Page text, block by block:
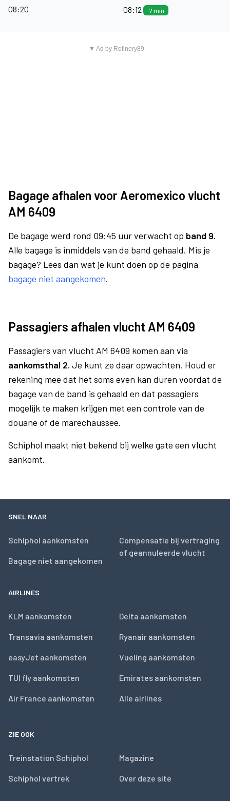
08:20
08:12
-7 min
▼ Ad by Refinery89
Bagage afhalen voor Aeromexico vlucht
AM 6409
De bagage werd rond 09:45 uur verwacht op band 9.
Alle bagage is inmiddels van de band gehaald. Mis je
bagage? Lees dan wat je kunt doen op de pagina
bagage niet aangekomen.
Passagiers afhalen vlucht AM 6409
Passagiers van vlucht AM 6409 komen aan via
aankomsthal 2. Je kunt ze daar opwachten. Houd er
rekening mee dat het soms even kan duren voordat de
bagage van de band is gehaald en dat passagiers
mogelijk te maken krijgen met een controle van de
douane of de marechaussee.
Schiphol maakt niet bekend bij welke gate een vlucht
aankomt.
SNEL NAAR
Schiphol aankomsten
Bagage niet aangekomen
Compensatie bij vertraging
of geannuleerde vlucht
AIRLINES
KLM aankomsten
Transavia aankomsten
easyJet aankomsten
TUI fly aankomsten
Air France aankomsten
Delta aankomsten
Ryanair aankomsten
Vueling aankomsten
Emirates aankomsten
Alle airlines
ZIE OOK
Treinstation Schiphol
Schiphol vertrek
Magazine
Over deze site